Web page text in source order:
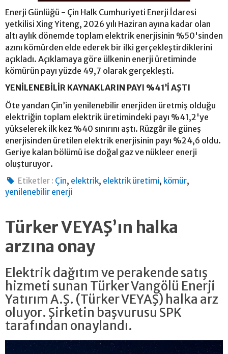
Enerji Günlüğü - Çin Halk Cumhuriyeti Enerji İdaresi
yetkilisi Xing Yiteng, 2026 yılı Haziran ayına kadar olan
altı aylık dönemde toplam elektrik enerjisinin %50'sinden
azını kömürden elde ederek bir ilki gerçekleştirdiklerini
açıkladı. Açıklamaya göre ülkenin enerji üretiminde
kömürün payı yüzde 49,7 olarak gerçekleşti.
YENİLENEBİLİR KAYNAKLARIN PAYI %41’İ AŞTI
Öte yandan Çin’in yenilenebilir enerjiden üretmiş olduğu
elektriğin toplam elektrik üretimindeki payı %41,2'ye
yükselerek ilk kez %40 sınırını aştı. Rüzgâr ile güneş
enerjisinden üretilen elektrik enerjisinin payı %24,6 oldu.
Geriye kalan bölümü ise doğal gaz ve nükleer enerji
oluşturuyor.
Etiketler : Çin, elektrik, elektrik üretimi, kömür,
yenilenebilir enerji
Türker VEYAŞ’ın halka
arzına onay
Elektrik dağıtım ve perakende satış
hizmeti sunan Türker Vangölü Enerji
Yatırım A.Ş. (Türker VEYAŞ) halka arz
oluyor. Şirketin başvurusu SPK
tarafından onaylandı.